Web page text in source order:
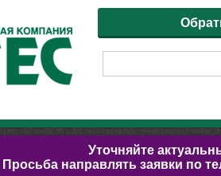
Уточняйте
Просьба направлять заявки по